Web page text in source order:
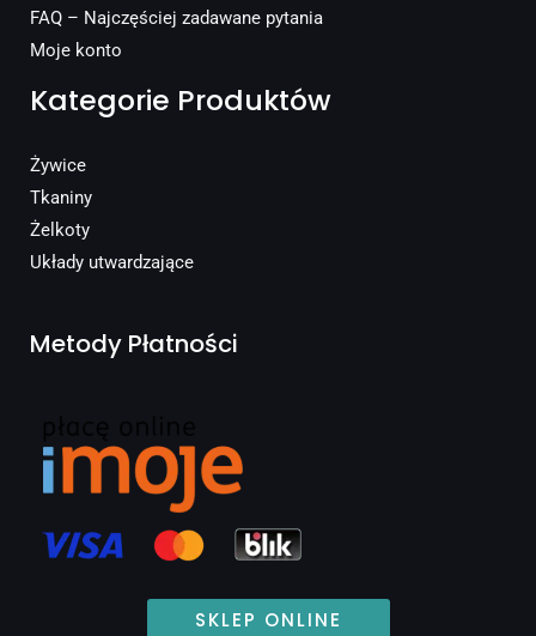
FAQ – Najczęściej zadawane pytania
Moje konto
Kategorie Produktów
Żywice
Tkaniny
Żelkoty
Układy utwardzające
Metody Płatności
SKLEP ONLINE